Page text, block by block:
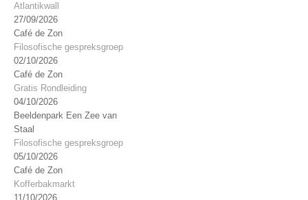
Atlantikwall
27/09/2026
Café de Zon
Filosofische gespreksgroep
02/10/2026
Café de Zon
Gratis Rondleiding
04/10/2026
Beeldenpark Een Zee van
Staal
Filosofische gespreksgroep
05/10/2026
Café de Zon
Kofferbakmarkt
11/10/2026